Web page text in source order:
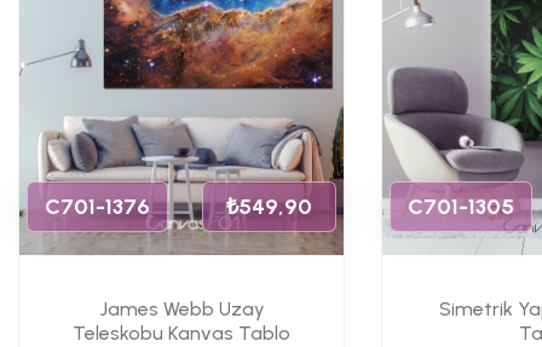
C701-1376 ₺549,90
James Webb Uzay
Teleskobu Kanvas Tablo
C701-1305
Simetrik